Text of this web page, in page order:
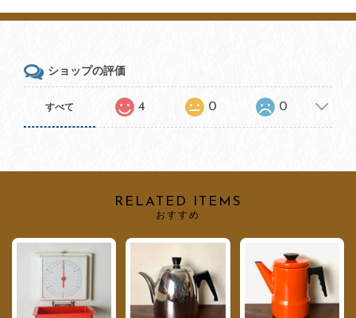
ショップの評価
すべて 4 0 0
RELATED ITEMS
おすすめ